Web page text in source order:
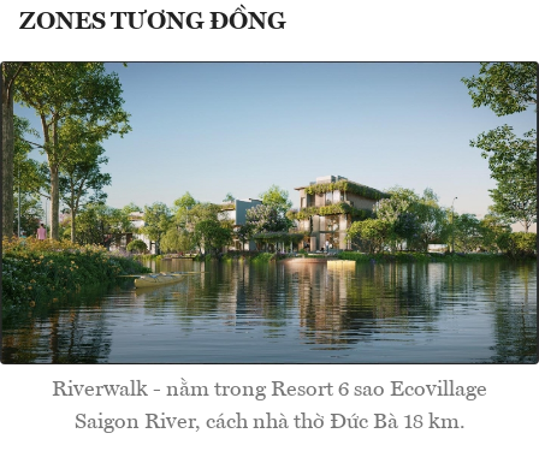
ZONES TƯƠNG ĐỒNG
Riverwalk - nằm trong Resort 6 sao Ecovillage
Saigon River, cách nhà thờ Đức Bà 18 km.